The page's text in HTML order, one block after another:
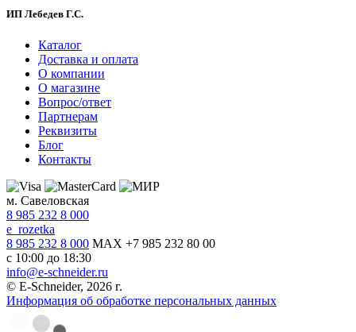
ИП Лебедев Г.С.
Каталог
Доставка и оплата
О компании
О магазине
Вопрос/ответ
Партнерам
Реквизиты
Блог
Контакты
м. Савеловская
8 985 232 8 000
e_rozetka
8 985 232 8 000 MAX +7 985 232 80 00
с 10:00 до 18:30
info@e-schneider.ru
© E-Schneider, 2026 г.
Информация об обработке персональных данных